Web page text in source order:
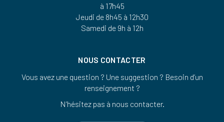
à 17h45
Jeudi de 8h45 à 12h30
Samedi de 9h à 12h
NOUS CONTACTER
Vous avez une question ? Une suggestion ? Besoin d’un
renseignement ?
N’hésitez pas à nous contacter.